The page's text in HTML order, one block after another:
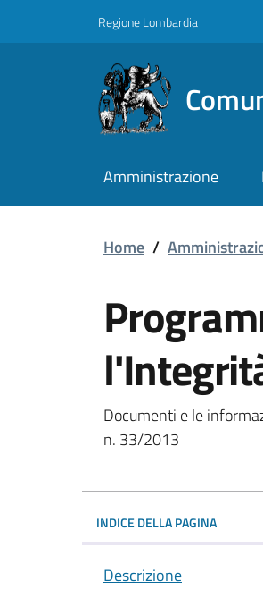
Regione Lombardia
Amministrazione
Programma
Home /
Documenti e le
n. 33/2013
INDICE DELLA PAGINA
Descrizione